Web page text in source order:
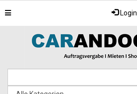
Login
Toggle
navigation